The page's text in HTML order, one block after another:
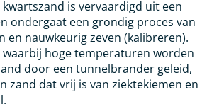
is vervaardigd uit een
ondergaat een grondig proces van
en nauwkeurig zeven (kalibreren).
hoge temperaturen worden
door een tunnelbrander geleid,
zand dat vrij is van ziektekiemen en